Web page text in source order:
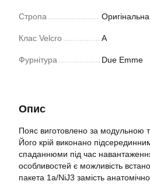
Стропа
Клас Velcro А
Фурнітура Due Emme
Опис
Пояс виготовлено за модульною
Його крій виконано
спаданнюми під час
особливостей є можливість
пакета 1а/NiJ3 замість